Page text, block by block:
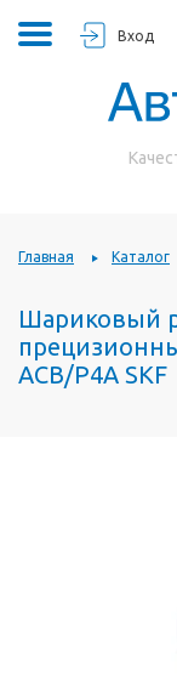
Вход
Главная Каталог
Шариковый
ACB/P4A SKF